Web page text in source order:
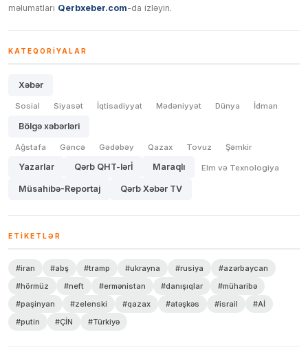
məlumatları Qerbxeber.com-da izləyin.
KATEQORIYALAR
Xəbər
Sosial Siyasət İqtisadiyyat Mədəniyyət Dünya İdman
Bölgə xəbərləri
Ağstafa Gəncə Gədəbəy Qazax Tovuz Şəmkir
Yazarlar Qərb QHT-lərİ Maraqlı Elm və Texnologiya
Müsahibə-Reportaj Qərb Xəbər TV
ETIKETLƏR
#iran #abş #tramp #ukrayna #rusiya
#azərbaycan
#hörmüz
#neft #ermənistan #danışıqlar
#müharibə
#paşinyan
#zelenski #qazax #atəşkəs #israil
#Aİ
#putin
#ÇİN #Türkiyə